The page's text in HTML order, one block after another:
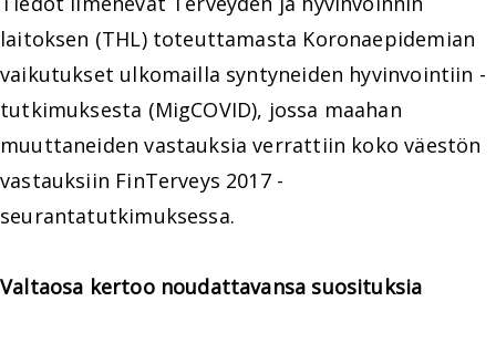
laitoksen (THL) toteuttamasta Koronaepidemian
vaikutukset ulkomailla syntyneiden hyvinvointiin -
tutkimuksesta (MigCOVID), jossa maahan
muuttaneiden vastauksia verrattiin koko väestön
vastauksiin FinTerveys 2017 -
seurantatutkimuksessa.
Valtaosa kertoo noudattavansa suosituksia